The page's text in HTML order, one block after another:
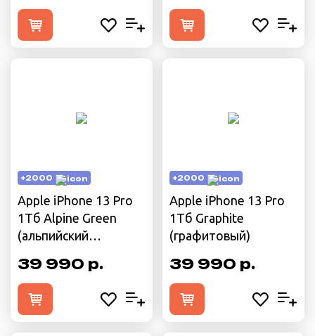
+2000
Apple iPhone 13 Pro
1Тб Alpine Green
(альпийский
39 990 р.
+2000
Apple iPhone 13 Pro
1Тб Graphite
(графитовый)
39 990 р.